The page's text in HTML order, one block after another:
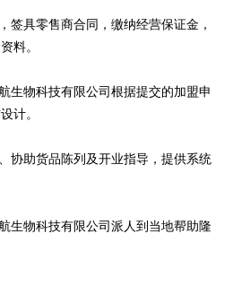
签具零售商合同，缴纳经营保证金，
料。
生物科技有限公司根据提交的加盟申
计。
协助货品陈列及开业指导，提供系统
生物科技有限公司派人到当地帮助隆